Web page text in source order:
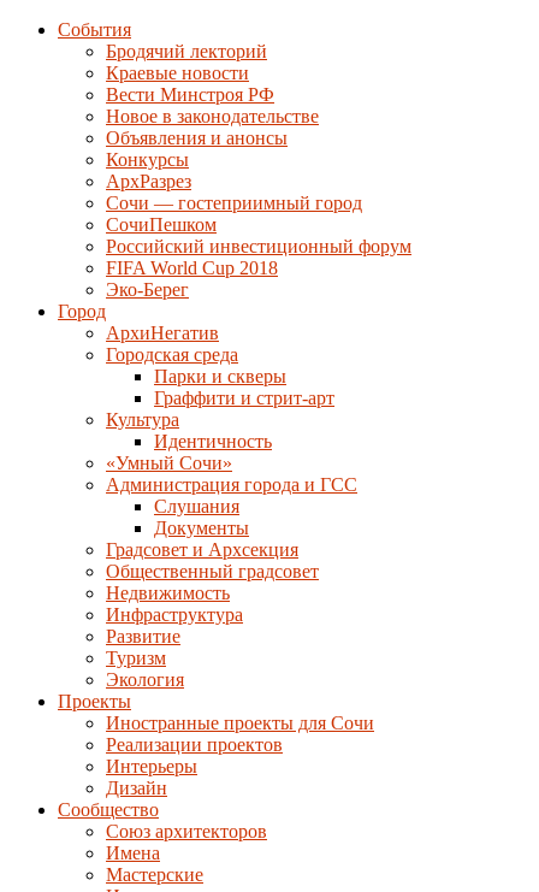
События
Бродячий лекторий
Краевые новости
Вести Минстроя РФ
Новое в законодательстве
Объявления и анонсы
Конкурсы
АрхРазрез
Сочи — гостеприимный город
СочиПешком
Российский инвестиционный форум
FIFA World Cup 2018
Эко-Берег
Город
АрхиНегатив
Городская среда
Парки и скверы
Граффити и стрит-арт
Культура
Идентичность
«Умный Сочи»
Администрация города и ГСС
Слушания
Документы
Градсовет и Архсекция
Общественный градсовет
Недвижимость
Инфраструктура
Развитие
Туризм
Экология
Проекты
Иностранные проекты для Сочи
Реализации проектов
Интерьеры
Дизайн
Сообщество
Союз архитекторов
Имена
Мастерские